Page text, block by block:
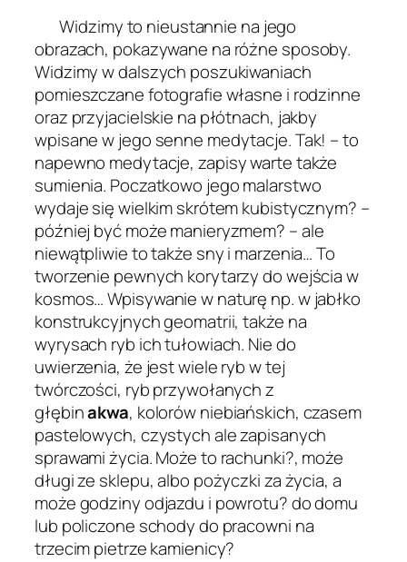
Widzimy to nieustannie na jego
obrazach, pokazywane na różne sposoby.
Widzimy w dalszych poszukiwaniach
pomieszczane fotografie własne i rodzinne
oraz przyjacielskie na płótnach, jakby
wpisane w jego senne medytacje. Tak! – to
napewno medytacje, zapisy warte także
sumienia. Poczatkowo jego malarstwo
wydaje się wielkim skrótem kubistycznym? –
później być może manieryzmem? – ale
niewątpliwie to także sny i marzenia… To
tworzenie pewnych korytarzy do wejścia w
kosmos… Wpisywanie w naturę np. w jabłko
konstrukcyjnych geomatrii, także na
wyrysach ryb ich tułowiach. Nie do
uwierzenia, że jest wiele ryb w tej
twórczości, ryb przywołanych z
głębinakwa, kolorów niebiańskich, czasem
pastelowych, czystych ale zapisanych
sprawami życia. Może to rachunki?, może
długi ze sklepu, albo pożyczki za życia, a
może godziny odjazdu i powrotu? do domu
lub policzone schody do pracowni na
trzecim pietrze kamienicy?